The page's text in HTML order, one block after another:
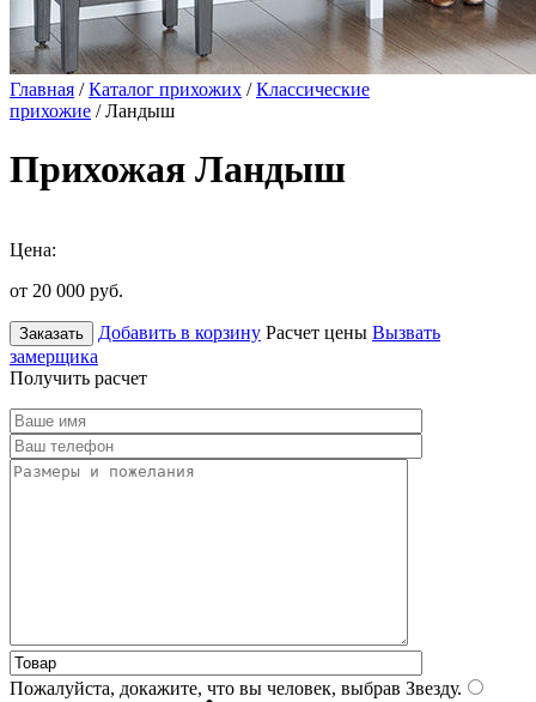
Главная /Каталог прихожих /Классические
прихожие / Ландыш
Прихожая Ландыш
Цена:
от 20 000 руб.
Заказать Добавить в корзину Расчет цены Вызвать
замерщика
Получить расчет
Пожалуйста, докажите, что вы человек, выбрав Звезду.